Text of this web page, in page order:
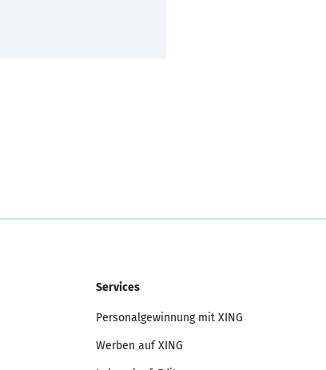
Services
Personalgewinnung mit XING
Werben auf XING